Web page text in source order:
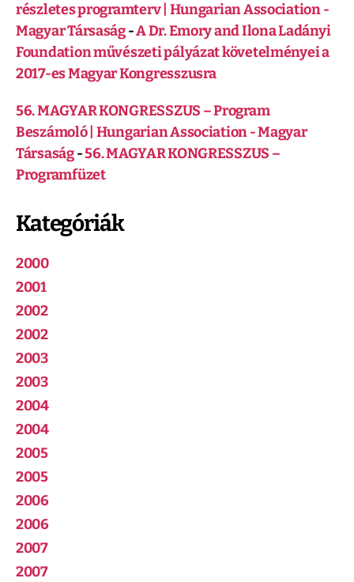
részletes programterv | Hungarian Association -
Magyar Társaság-A Dr. Emory and Ilona Ladányi
Foundation művészeti pályázat követelményei a
2017-es Magyar Kongresszusra
56. MAGYAR KONGRESSZUS – Program
Beszámoló | Hungarian Association - Magyar
Társaság-56. MAGYAR KONGRESSZUS –
Programfüzet
Kategóriák
2000
2001
2002
2002
2003
2003
2004
2004
2005
2005
2006
2006
2007
2007